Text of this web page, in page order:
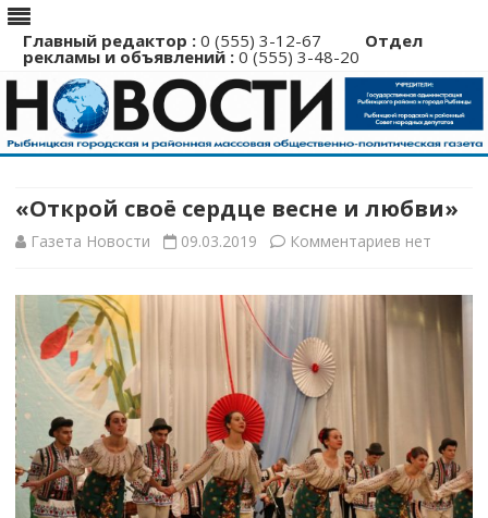
Главный редактор : 0 (555) 3-12-67 Отдел
рекламы и объявлений : 0 (555) 3-48-20
Перейти
«Открой своё сердце весне и любви»
Газета Новости 09.03.2019 Комментариев к
«Открой
весне
и
любви»
нет